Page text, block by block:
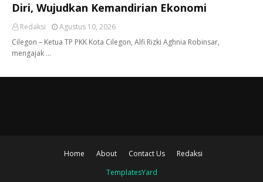
Diri, Wujudkan Kemandirian Ekonomi
Redaksi
Agustus 10, 2026
Cilegon – Ketua TP PKK Kota Cilegon, Alfi Rizki Aghnia Robinsar,
mengajak …
Home About Contact Us
Redaksi
TemplatesYard